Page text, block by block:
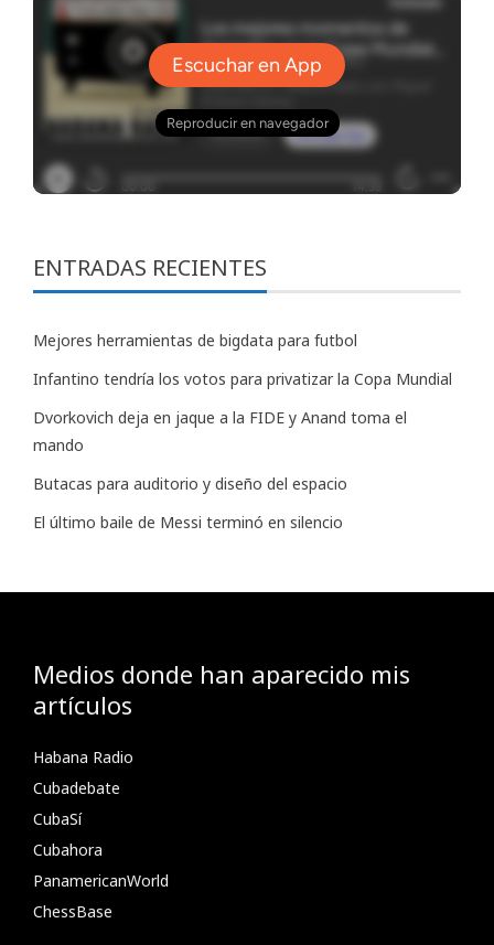
ENTRADAS RECIENTES
Mejores herramientas de bigdata para futbol
Infantino tendría los votos para privatizar la Copa Mundial
Dvorkovich deja en jaque a la FIDE y Anand toma el
mando
Butacas para auditorio y diseño del espacio
El último baile de Messi terminó en silencio
Medios donde han aparecido mis
artículos
Habana Radio
Cubadebate
CubaSí
Cubahora
PanamericanWorld
ChessBase